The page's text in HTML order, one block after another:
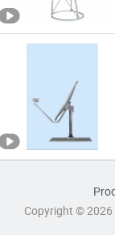
Copyright © 2026